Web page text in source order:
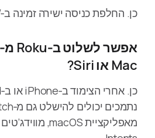
כן. החלפת כניסה ישירה זמינה ב‑Roku TV נתמכות.
Mac או Siri?